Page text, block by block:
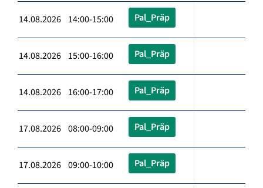
14.08.2026 14:00-15:00 Pal_Präp
14.08.2026 15:00-16:00 Pal_Präp
14.08.2026 16:00-17:00 Pal_Präp
17.08.2026 08:00-09:00 Pal_Präp
17.08.2026 09:00-10:00 Pal_Präp